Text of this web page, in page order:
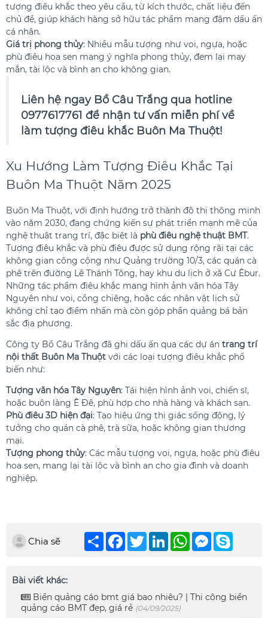
tượng điêu khắc theo yêu cầu, từ kích thước, chất liệu đến
chủ đề, giúp khách hàng sở hữu tác phẩm mang đậm dấu ấn
cá nhân.
Giá trị phong thủy: Nhiều mẫu tượng như voi, ngựa, hoặc
phù điêu hoa sen mang ý nghĩa phong thủy, đem lại may
mắn, tài lộc và bình an cho không gian.
Liên hệ ngay Bồ Câu Trắng qua hotline
0977617761 để nhận tư vấn miễn phí về
làm tượng điêu khắc Buôn Ma Thuột!
Xu Hướng Làm Tượng Điêu Khắc Tại
Buôn Ma Thuột Năm 2025
Buôn Ma Thuột, với định hướng trở thành đô thị thông minh
vào năm 2030, đang chứng kiến sự phát triển mạnh mẽ của
nghệ thuật trang trí, đặc biệt là phù điêu nghệ thuật BMT.
Tượng điêu khắc và phù điêu được sử dụng rộng rãi tại các
không gian công cộng như Quảng trường 10/3, các quán cà
phê trên đường Lê Thánh Tông, hay khu du lịch ở xã Cư Êbur.
Những tác phẩm điêu khắc mang hình ảnh văn hóa Tây
Nguyên như voi, cồng chiêng, hoặc các nhân vật lịch sử
không chỉ tạo điểm nhấn mà còn góp phần quảng bá bản
sắc địa phương.
Công ty Bồ Câu Trắng đã ghi dấu ấn qua các dự án trang trí
nội thất Buôn Ma Thuột với các loại tượng điêu khắc phổ
biến như:
Tượng văn hóa Tây Nguyên: Tái hiện hình ảnh voi, chiến sĩ,
hoặc buôn làng Ê Đê, phù hợp cho nhà hàng và khách sạn.
Phù điêu 3D hiện đại: Tạo hiệu ứng thị giác sống động, lý
tưởng cho quán cà phê, trà sữa, hoặc không gian thương
mại.
Tượng phong thủy: Các mẫu tượng voi, ngựa, hoặc phù điêu
hoa sen, mang lại tài lộc và bình an cho gia đình và doanh
nghiệp.
Chia sẽ
Chia
sẻ
FacebookTwitterLinkedInWhatsApp
Messenger
Skype
Bài viết khác:
Biển quảng cáo bmt giá bao nhiêu? | Thi công biển
quảng cáo BMT đẹp, giá rẻ (04/09/2025)